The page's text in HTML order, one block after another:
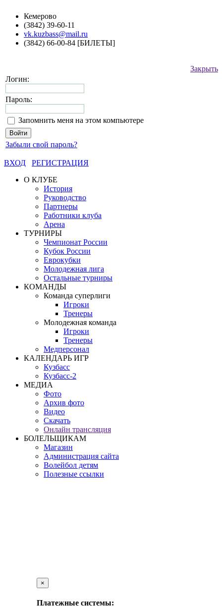
Кемерово
(3842) 39-60-11
vk.kuzbass@mail.ru
(3842) 66-00-84 [БИЛЕТЫ]
Закрыть
Логин:
Пароль:
Запомнить меня на этом компьютере
Забыли свой пароль?
ВХОД
РЕГИСТРАЦИЯ
О КЛУБЕ
История
Руководство
Партнеры
Работники клуба
Арена
ТУРНИРЫ
Чемпионат России
Кубок России
Еврокубки
Молодежная лига
Остальные турниры
КОМАНДЫ
Команда суперлиги
Игроки
Тренеры
Молодежная команда
Игроки
Тренеры
Медперсонал
КАЛЕНДАРЬ ИГР
Кузбасс
Кузбасс-2
МЕДИА
Фото
Архив фото
Видео
Скачать
Онлайн трансляция
БОЛЕЛЬЩИКАМ
Магазин
Администрация сайта
Волейбол детям
Полезные ссылки
×
Платежные системы: